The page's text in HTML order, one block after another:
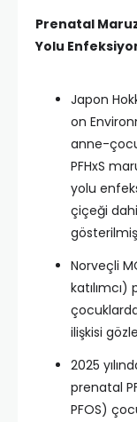
Prenatal
Yolu
Japon
on
anne-
PFHxS
yolu
çiçeği
Norveçli
ilişkisi
2025
prenatal
PFOS)